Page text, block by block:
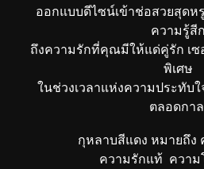
ออกแบบดีไซน์เข้าช่อสวยสุดหรู
ความรู้สีก
ถึงความรักที่คุณมีให้แด่คู่รัก เ
พิเศษ
ในช่วงเวลาแห่งความประทับ
ตลอดกาล
กุหลาบสีแดง หมายถึง
ความรักแท้ ความ